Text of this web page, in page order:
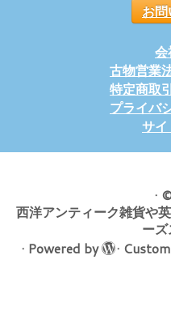
お
会
古物営業
特定商取
プライバ
サ
·
西洋アンティーク雑貨や
ー
· Powered by ·